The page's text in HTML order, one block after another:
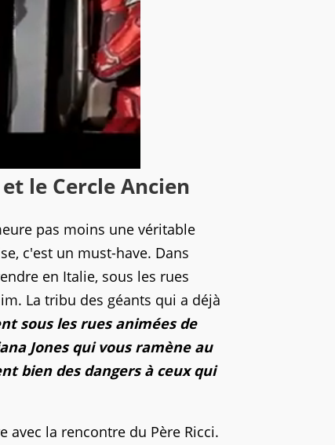
le Cercle Ancien
pas moins une véritable
c'est un must-have. Dans
en Italie, sous les rues
La tribu des géants qui a déjà
sous les rues animées de
Jones qui vous ramène au
bien des dangers à ceux qui
avec la rencontre du Père Ricci.